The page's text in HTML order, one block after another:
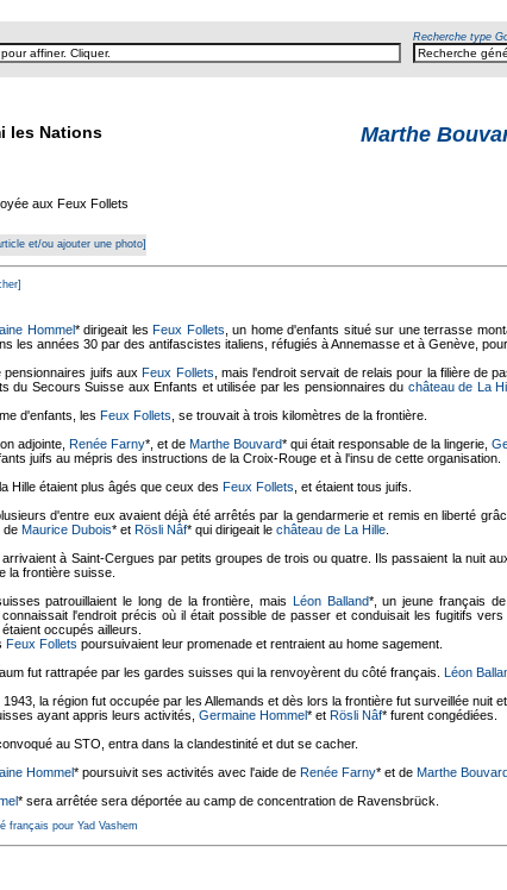
Recherche type
les Nations Marthe
aux Feux Follets
et/ou ajouter une photo]
Hommel* dirigeait lesFeux Follets , un home d'enfants situé sur une terrasse
les années 30 par des antifascistes italiens, réfugiés à Annemasse et à Genève,
pensionnaires juifs auxFeux Follets , mais l'endroit servait de relais pour la filière de
du Secours Suisse aux Enfants et utilisée par les pensionnaires du château de La
d'enfants, les Feux Follets , se trouvait à trois kilomètres de la frontière.
adjointe, Renée Farny*, et de Marthe Bouvard* qui était responsable de la lingerie,
juifs au mépris des instructions de la Croix-Rouge et à l'insu de cette organisation.
Hille étaient plus âgés que ceux des Feux Follets , et étaient tous juifs.
d'entre eux avaient déjà été arrêtés par la gendarmerie et remis en liberté
de Maurice Dubois* et Rösli Nâf* qui dirigeait le château de La Hille
à Saint-Cergues par petits groupes de trois ou quatre. Ils passaient la nuit
la frontière suisse.
patrouillaient le long de la frontière, mais Léon Balland*, un jeune français
connaissait l'endroit précis où il était possible de passer et conduisait les fugitifs
occupés ailleurs.
Feux Follets poursuivaient leur promenade et rentraient au home sagement.
fut rattrapée par les gardes suisses qui la renvoyèrent du côté français. Léon
la région fut occupée par les Allemands et dès lors la frontière fut surveillée nuit et
ayant appris leurs activités, Germaine Hommel* et Rösli Nâf* furent congédiées.
au STO, entra dans la clandestinité et dut se cacher.
Hommel* poursuivit ses activités avec l'aide de Renée Farny* et de Marthe
* sera arrêtée sera déportée au camp de concentration de Ravensbrück.
français pour Yad Vashem